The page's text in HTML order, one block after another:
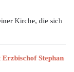
Kirche, die sich
Stephan